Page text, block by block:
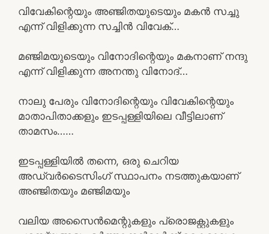
വിവേകിന്റെയും അഞ്ജിതയുടെയും മകൻ സച്ചു
എന്ന് വിളിക്കുന്ന സച്ചിൻ വിവേക്…
മഞ്ജിമയുടെയും വിനോദിന്റെയും മകനാണ് നന്ദു
എന്ന് വിളിക്കുന്ന അനന്തു വിനോദ്…
നാലു പേരും വിനോദിന്റെയും വിവേകിന്റെയും
മാതാപിതാക്കളും ഇടപ്പള്ളിയിലെ വീട്ടിലാണ്
താമസം……
ഇടപ്പള്ളിയിൽ തന്നെ, ഒരു ചെറിയ
അഡ്വർടൈസിംഗ് സ്ഥാപനം നടത്തുകയാണ്
അഞ്ജിതയും മഞ്ജിമയും
വലിയ അസൈൻമെന്റുകളും പ്രൊജക്റ്റുകളും